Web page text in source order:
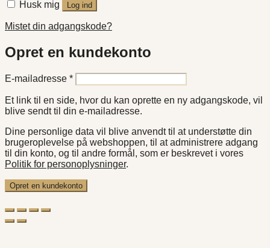
Husk mig Log ind
Mistet din adgangskode?
Opret en kundekonto
E-mailadresse *Påkrævet
Et link til en side, hvor du kan oprette en ny adgangskode, vil
blive sendt til din e-mailadresse.
Dine personlige data vil blive anvendt til at understøtte din
brugeroplevelse på webshoppen, til at administrere adgang
til din konto, og til andre formål, som er beskrevet i vores
Politik for personoplysninger.
Opret en kundekonto